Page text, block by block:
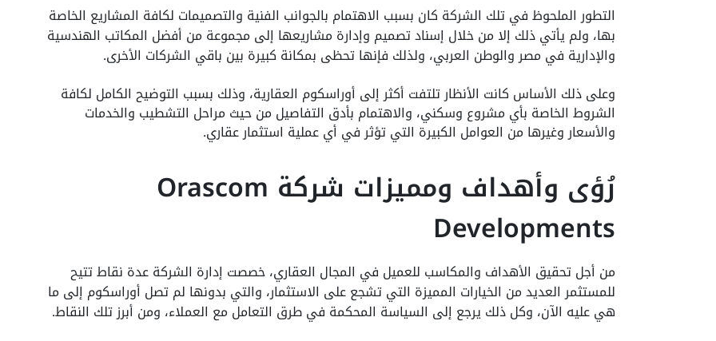
التطور الملحوظ في تلك الشركة كان بسبب الاهتمام بالجوانب الفنية والتصميمات لكافة المشاريع الخاصة
بها، ولم يأتي ذلك إلا من خلال إسناد تصميم وإدارة مشاريعها إلى مجموعة من أفضل المكاتب الهندسية
والإدارية في مصر والوطن العربي، ولذلك فإنها تحظى بمكانة كبيرة بين باقي الشركات الأخرى.
وعلى ذلك الأساس كانت الأنظار تلتفت أكثر إلى أوراسكوم العقارية، وذلك بسبب التوضيح الكامل لكافة
الشروط الخاصة بأي مشروع وسكني، والاهتمام بأدق التفاصيل من حيث مراحل التشطيب والخدمات
والأسعار وغيرها من العوامل الكبيرة التي تؤثر في أي عملية استثمار عقاري.
رُؤى وأهداف ومميزات شركة Orascom
Developments
من أجل تحقيق الأهداف والمكاسب للعميل في المجال العقاري، خصصت إدارة الشركة عدة نقاط تتيح
للمستثمر العديد من الخيارات المميزة التي تشجع على الاستثمار، والتي بدونها لم تصل أوراسكوم إلى ما
هي عليه الآن، وكل ذلك يرجع إلى السياسة المحكمة في طرق التعامل مع العملاء، ومن أبرز تلك النقاط.